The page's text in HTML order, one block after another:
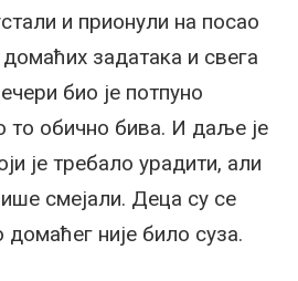
и прионули на посао
задатака и свега
био је потпуно
то обично бива. И даље је
је требало урадити, али
смејали. Деца су се
није било суза.